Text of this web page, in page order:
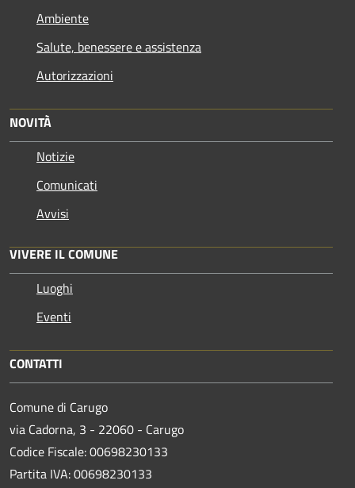
Ambiente
Salute, benessere e assistenza
Autorizzazioni
NOVITÀ
Notizie
Comunicati
Avvisi
VIVERE IL COMUNE
Luoghi
Eventi
CONTATTI
Comune di Carugo
via Cadorna, 3 - 22060 - Carugo
Codice Fiscale: 00698230133
Partita IVA: 00698230133